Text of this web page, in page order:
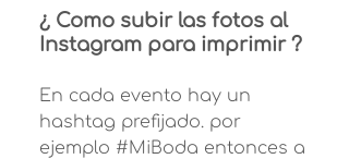
¿ Como subir las fotos al
Instagram para imprimir ?
En cada evento hay un
hashtag prefijado. por
ejemplo #MiBoda entonces a